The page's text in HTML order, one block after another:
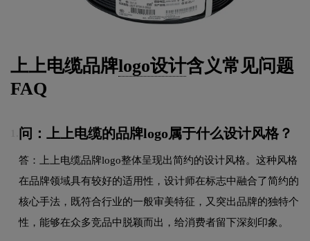
上上电缆品牌logo设计含义常见问题
FAQ
问：上上电缆的品牌logo属于什么设计风格？
答：上上电缆品牌logo整体呈现出简约的设计风格。这种风格
在品牌领域具有较好的适用性，设计师在标志中融合了简约的
核心手法，既符合行业的一般审美特征，又突出品牌的独特个
性，能够在众多竞品中脱颖而出，给消费者留下深刻印象。